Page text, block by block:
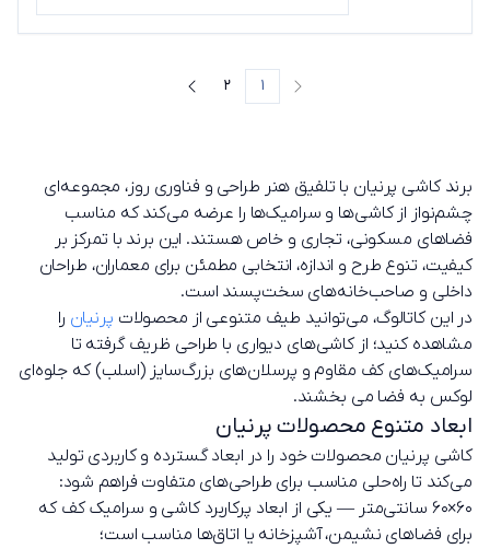
صفحه قبل
1
2
صفحه بعد
برند کاشی پرنیان با تلفیق هنر طراحی و فناوری روز، مجموعه‌ای
چشم‌نواز از کاشی‌ها و سرامیک‌ها را عرضه می‌کند که مناسب
فضاهای مسکونی، تجاری و خاص هستند. این برند با تمرکز بر
کیفیت، تنوع طرح و اندازه، انتخابی مطمئن برای معماران، طراحان
داخلی و صاحب‌خانه‌های سخت‌پسند است.
در این کاتالوگ، می‌توانید طیف متنوعی از محصولات پرنیان را
مشاهده کنید؛ از کاشی‌های دیواری با طراحی ظریف گرفته تا
سرامیک‌های کف مقاوم و پرسلان‌های بزرگ‌سایز (اسلب) که جلوه‌ای
لوکس به فضا می بخشند.
ابعاد متنوع محصولات پرنیان
کاشی پرنیان محصولات خود را در ابعاد گسترده و کاربردی تولید
می‌کند تا راه‌حلی مناسب برای طراحی‌های متفاوت فراهم شود:
۶۰×۶۰ سانتی‌متر — یکی از ابعاد پرکاربرد کاشی و سرامیک کف که
برای فضاهای نشیمن، آشپزخانه یا اتاق‌ها مناسب است؛